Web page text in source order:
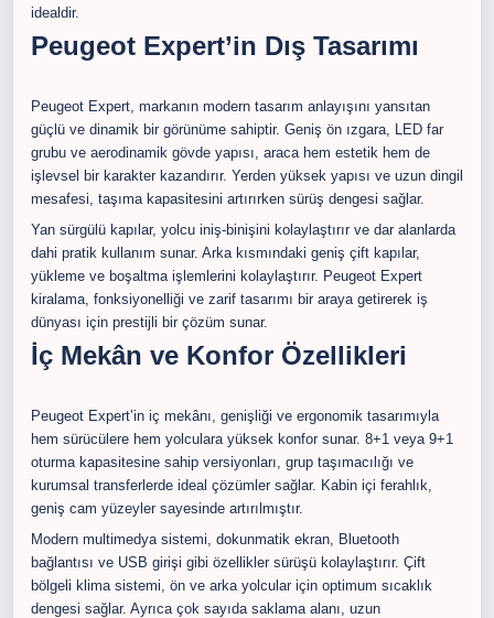
idealdir.
Peugeot Expert’in Dış Tasarımı
Peugeot Expert, markanın modern tasarım anlayışını yansıtan
güçlü ve dinamik bir görünüme sahiptir. Geniş ön ızgara, LED far
grubu ve aerodinamik gövde yapısı, araca hem estetik hem de
işlevsel bir karakter kazandırır. Yerden yüksek yapısı ve uzun dingil
mesafesi, taşıma kapasitesini artırırken sürüş dengesi sağlar.
Yan sürgülü kapılar, yolcu iniş-binişini kolaylaştırır ve dar alanlarda
dahi pratik kullanım sunar. Arka kısmındaki geniş çift kapılar,
yükleme ve boşaltma işlemlerini kolaylaştırır. Peugeot Expert
kiralama, fonksiyonelliği ve zarif tasarımı bir araya getirerek iş
dünyası için prestijli bir çözüm sunar.
İç Mekân ve Konfor Özellikleri
Peugeot Expert’in iç mekânı, genişliği ve ergonomik tasarımıyla
hem sürücülere hem yolculara yüksek konfor sunar. 8+1 veya 9+1
oturma kapasitesine sahip versiyonları, grup taşımacılığı ve
kurumsal transferlerde ideal çözümler sağlar. Kabin içi ferahlık,
geniş cam yüzeyler sayesinde artırılmıştır.
Modern multimedya sistemi, dokunmatik ekran, Bluetooth
bağlantısı ve USB girişi gibi özellikler sürüşü kolaylaştırır. Çift
bölgeli klima sistemi, ön ve arka yolcular için optimum sıcaklık
dengesi sağlar. Ayrıca çok sayıda saklama alanı, uzun